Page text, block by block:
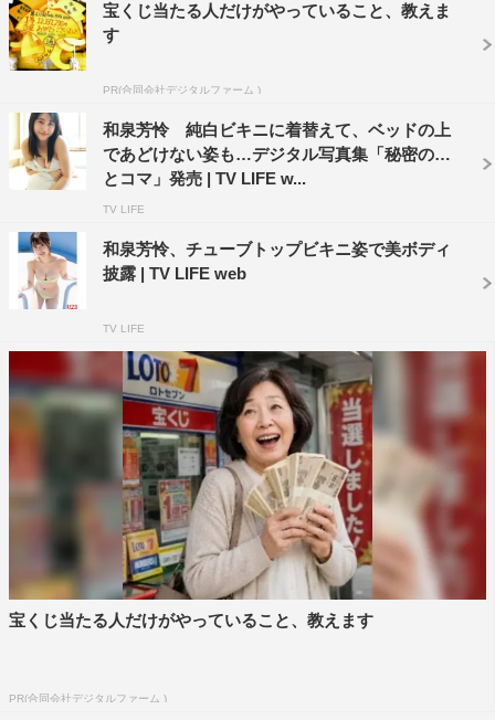
宝くじ当たる人だけがやっていること、教えま
す
PR(合同会社デジタルファーム )
和泉芳怜 純白ビキニに着替えて、ベッドの上
であどけない姿も…デジタル写真集「秘密のひ
とコマ」発売 | TV LIFE w...
TV LIFE
和泉芳怜、チューブトップビキニ姿で美ボディ
披露 | TV LIFE web
TV LIFE
宝くじ当たる人だけがやっていること、教えます
PR(合同会社デジタルファーム )